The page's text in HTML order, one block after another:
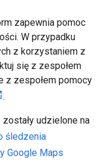
zapewnia pomoc
W przypadku
z korzystaniem z
się z zespołem
z zespołem pomocy
.
udzielone na
śledzenia
Google Maps